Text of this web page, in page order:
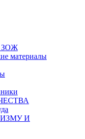
ЗОЖ
материалы
И